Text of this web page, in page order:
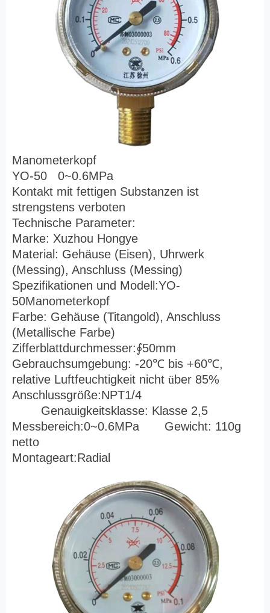
Manometerkopf
YO-50 0~0.6MPa
Kontakt mit fettigen Substanzen ist
strengstens verboten
Technische Parameter:
Marke: Xuzhou Hongye
Material: Gehäuse (Eisen), Uhrwerk
(Messing), Anschluss (Messing)
Spezifikationen und Modell:YO-
50Manometerkopf
Farbe: Gehäuse (Titangold), Anschluss
(Metallische Farbe)
Zifferblattdurchmesser:∮50mm
Gebrauchsumgebung: -20℃ bis +60℃,
relative Luftfeuchtigkeit nicht über 85%
Anschlussgröße:NPT1/4
Genauigkeitsklasse: Klasse 2,5
Messbereich:0~0.6MPa Gewicht: 110g
netto
Montageart:Radial